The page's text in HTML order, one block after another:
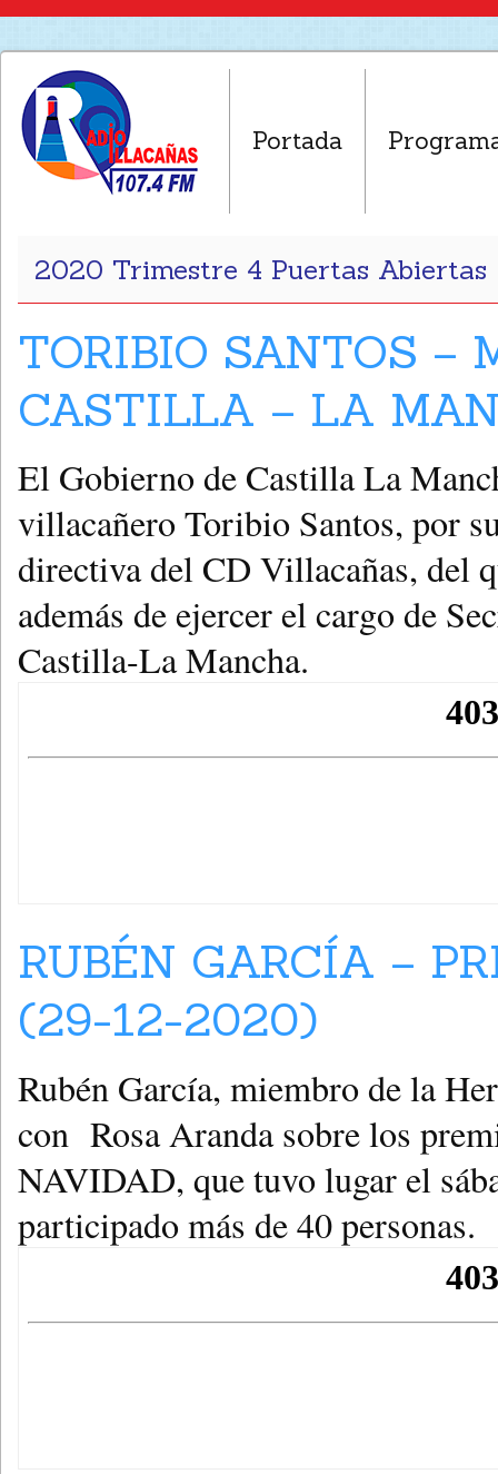
Portada
2020 Trimestre 4 Puertas Abiertas
TORIBIO SANTOS –
CASTILLA – LA
El Gobierno de Castilla La
villacañero Toribio Santos, por
directiva del CD Villacañas, del
además de ejercer el cargo de
Castilla-La Mancha.
RUBÉN GARCÍA –
(29-12-2020)
Rubén García, miembro de la
con Rosa Aranda sobre los
NAVIDAD, que tuvo lugar el
participado más de 40 personas.